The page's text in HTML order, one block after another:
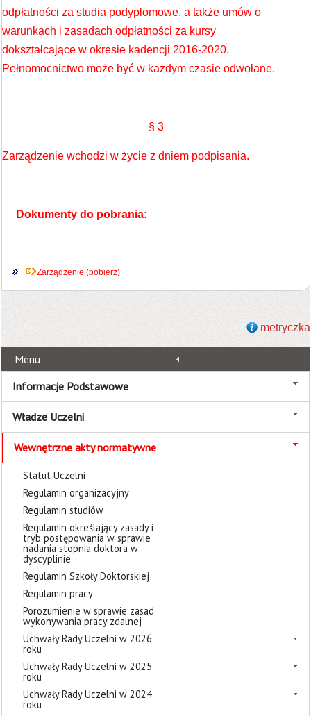
odpłatności za studia podyplomowe, a także umów o
warunkach i zasadach odpłatności za kursy
dokształcające w okresie kadencji 2016-2020.
Pełnomocnictwo może być w każdym czasie odwołane.
§ 3
Zarządzenie wchodzi w życie z dniem podpisania.
Dokumenty do pobrania:
Zarządzenie (pobierz)
metryczka
Menu
Informacje Podstawowe
Władze Uczelni
Wewnętrzne akty normatywne
Statut Uczelni
Regulamin organizacyjny
Regulamin studiów
Regulamin określający zasady i
tryb postępowania w sprawie
nadania stopnia doktora w
dyscyplinie
Regulamin Szkoły Doktorskiej
Regulamin pracy
Porozumienie w sprawie zasad
wykonywania pracy zdalnej
Uchwały Rady Uczelni w 2026
roku
Uchwały Rady Uczelni w 2025
roku
Uchwały Rady Uczelni w 2024
roku